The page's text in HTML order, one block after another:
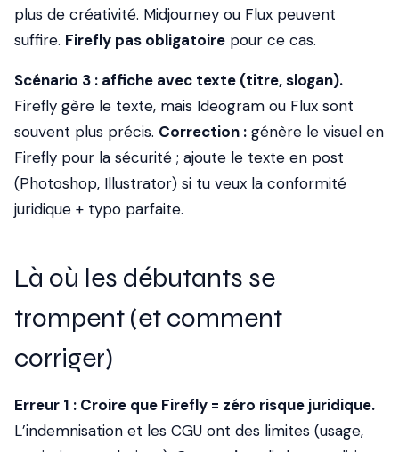
plus de créativité. Midjourney ou Flux peuvent
suffire. Firefly pas obligatoire pour ce cas.
Scénario 3 : affiche avec texte (titre, slogan).
Firefly gère le texte, mais Ideogram ou Flux sont
souvent plus précis. Correction : génère le visuel en
Firefly pour la sécurité ; ajoute le texte en post
(Photoshop, Illustrator) si tu veux la conformité
juridique + typo parfaite.
Là où les débutants se
trompent (et comment
corriger)
Erreur 1 : Croire que Firefly = zéro risque juridique.
L’indemnisation et les CGU ont des limites (usage,